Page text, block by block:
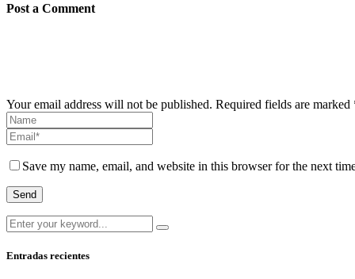
Post a Comment
Your email address will not be published. Required fields are marked
Save my name, email, and website in this browser for the next
Search
for:
Entradas recientes